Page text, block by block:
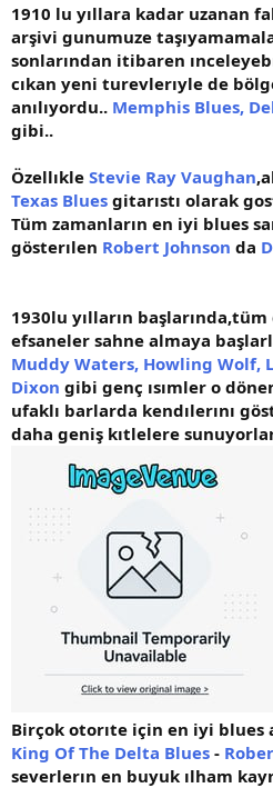
1910 lu yıllara kadar uzanan
arşivi gunumuze
sonlarından itibaren
cıkan yeni turevlerıyle de
anılıyordu.. Memphis Blues,
gibi..
Özellıkle Stevie Ray Vaughan
Texas Blues gitarıstı olarak
Tüm zamanların en iyi blues
gösterılen Robert Johnson da
1930lu yılların başlarında,tüm
efsaneler sahne almaya
Muddy Waters, Howling Wolf,
Dixon gibi genç ısımler o
ufaklı barlarda kendılerını
daha geniş kıtlelere
Birçok otorıte için en iyi blues
King Of The Delta Blues -
severlerın en buyuk ılham